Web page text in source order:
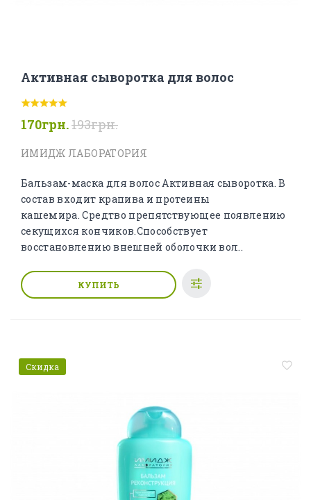
Активная сыворотка для волос
170грн.193грн.
ИМИДЖ ЛАБОРАТОРИЯ
Бальзам-маска для волос Активная сыворотка. В
состав входит крапива и протеины
кашемира. Средтво препятствующее появлению
секущихся кончиков.Способствует
восстановлению внешней оболочки вол..
КУПИТЬ
Скидка